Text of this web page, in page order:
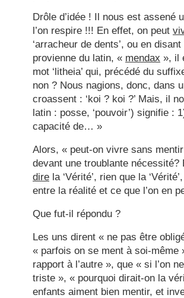
Drôle d’idée ! Il nous est assené
l’on respire !!! En effet, on peut
‘arracheur de dents’, ou en disant
provienne du latin, « mendax », il
mot ‘litheia’ qui, précédé du
non ? Nous nagions, donc, dans
croassent : ‘koi ? koi ?’ Mais, il
latin : posse, ‘pouvoir’) signifie
capacité de… »
Alors, « peut-on vivre sans
devant une troublante nécessité?
dire la ‘Vérité’, rien que la
entre la réalité et ce que l’on en
Que fut-il répondu ?
Les uns dirent « ne pas être
« parfois on se ment à soi-même
rapport à l’autre », que « si l’on
triste », « pourquoi dirait-on la
enfants aiment bien mentir, et